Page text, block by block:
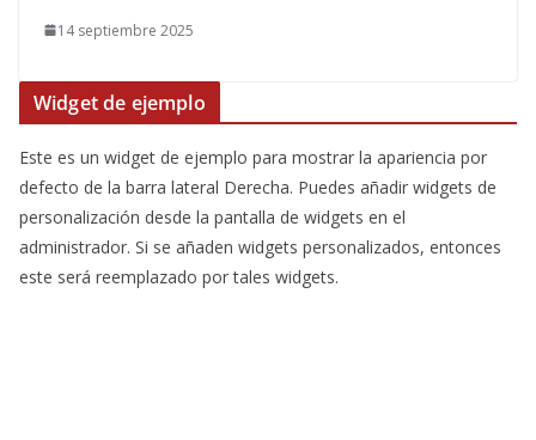
14 septiembre 2025
Widget de ejemplo
Este es un widget de ejemplo para mostrar la apariencia por
defecto de la barra lateral Derecha. Puedes añadir widgets de
personalización desde la pantalla de widgets en el
administrador. Si se añaden widgets personalizados, entonces
este será reemplazado por tales widgets.